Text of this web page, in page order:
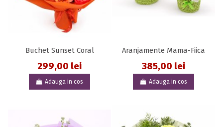
Buchet Sunset Coral
299,00 lei
Adauga in cos
Aranjamente Mama-Fiica
385,00 lei
Adauga in cos